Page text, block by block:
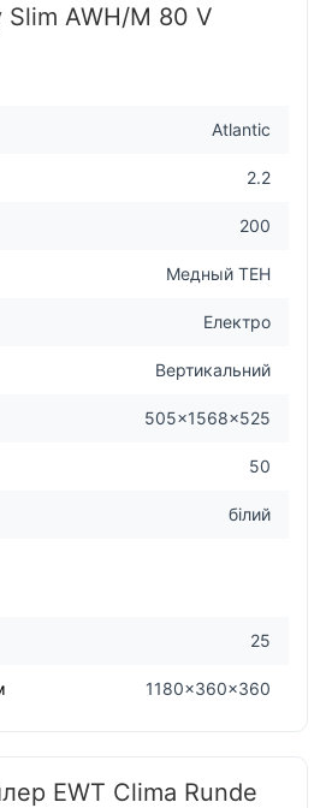
Slim AWH/M 80 V
Atlantic
2.2
200
Медный ТЕН
Електро
Вертикальний
505x1568x525
50
білий
25
1180×360×360
EWT Clima Runde